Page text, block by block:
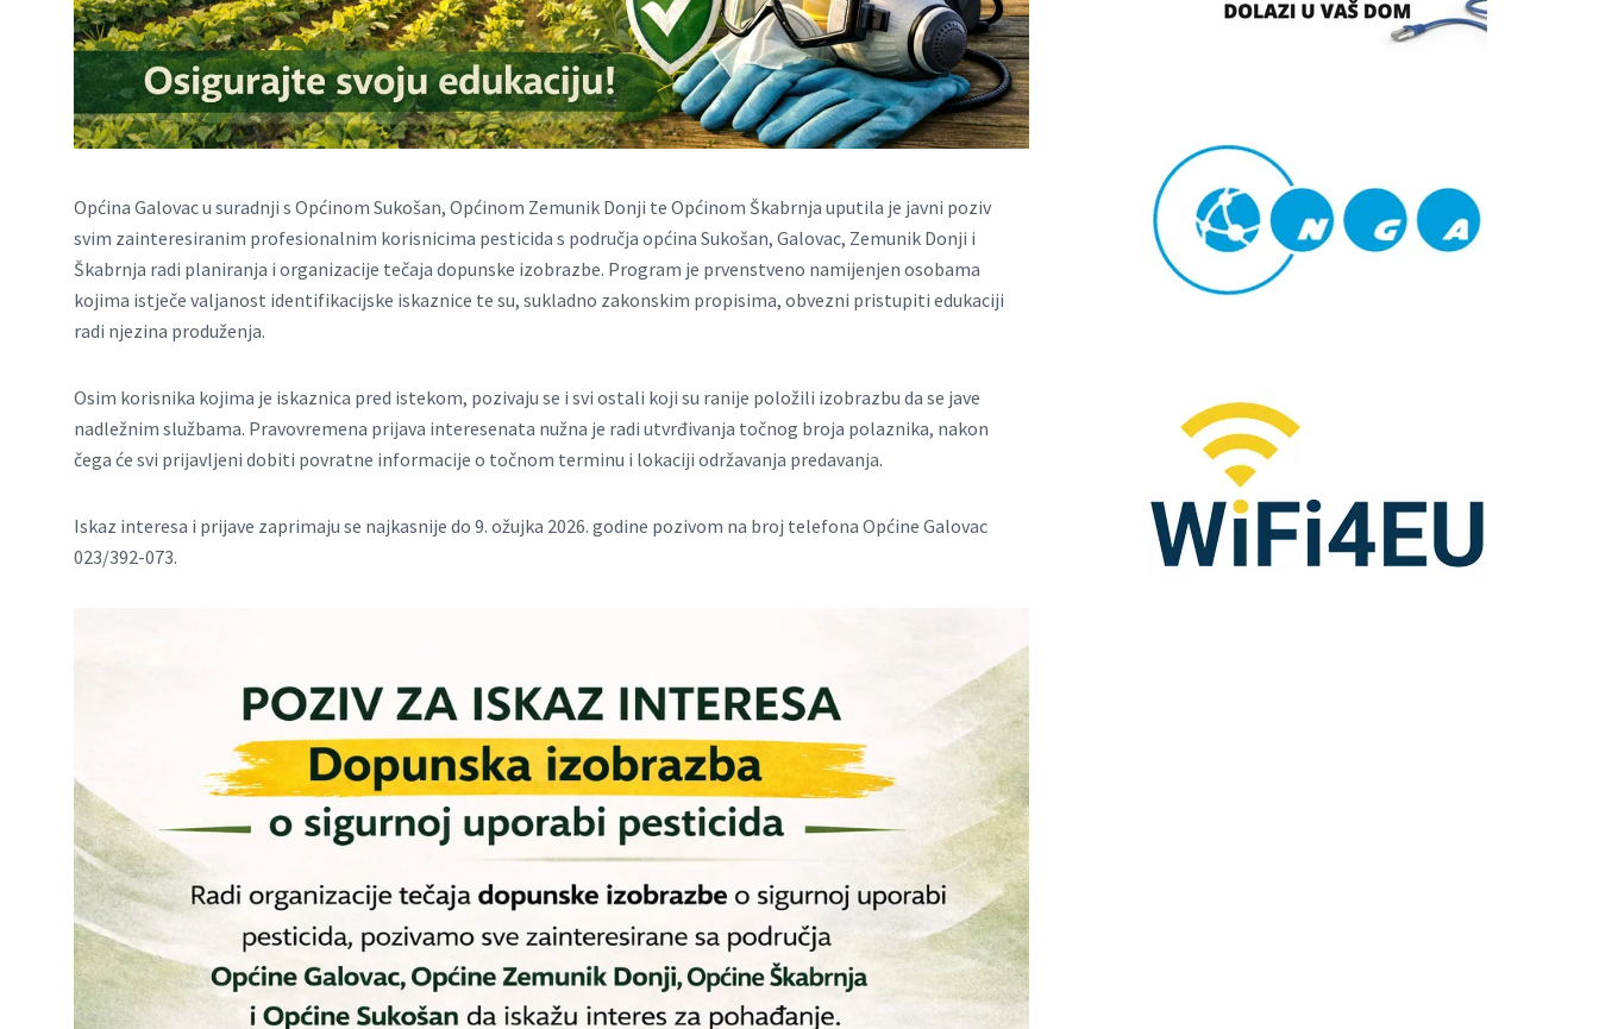
Općina Galovac u suradnji s Općinom Sukošan, Općinom Zemunik Donji te Općinom Škabrnja uputila je javni poziv
svim zainteresiranim profesionalnim korisnicima pesticida s područja općina Sukošan, Galovac, Zemunik Donji i
Škabrnja radi planiranja i organizacije tečaja dopunske izobrazbe. Program je prvenstveno namijenjen osobama
kojima istječe valjanost identifikacijske iskaznice te su, sukladno zakonskim propisima, obvezni pristupiti edukaciji
radi njezina produženja.
Osim korisnika kojima je iskaznica pred istekom, pozivaju se i svi ostali koji su ranije položili izobrazbu da se jave
nadležnim službama. Pravovremena prijava interesenata nužna je radi utvrđivanja točnog broja polaznika, nakon
čega će svi prijavljeni dobiti povratne informacije o točnom terminu i lokaciji održavanja predavanja.
Iskaz interesa i prijave zaprimaju se najkasnije do 9. ožujka 2026. godine pozivom na broj telefona Općine Galovac
023/392-073.